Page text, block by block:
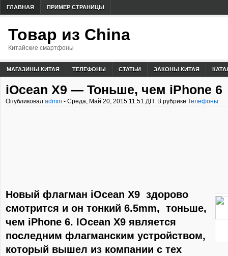
ГЛАВНАЯ ПРИМЕР СТРАНИЦЫ
Товар из China
Китайские смартфоны
МАГАЗИНЫ КИТАЯ ТЕЛЕФОНЫ СТАТЬИ ЗАКОНЫ КИТАЯ
iOcean X9 — Тоньше, чем iPhone 6
Опубликовал admin - Среда, Май 20, 2015 11:51 ДП. В рубрике Телефоны
Новый флагман iOcean X9 здорово
смотрится и он тонкий 6.5mm, тоньше,
чем iPhone 6. IOcean X9 является
последним флагманским устройством,
который вышел из компании с тех